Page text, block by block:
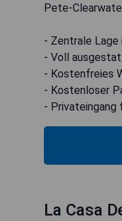
Pete-
- Zentrale Lage
- Voll
- Kostenfreies
- Kostenloser
- Privateingang
La Casa